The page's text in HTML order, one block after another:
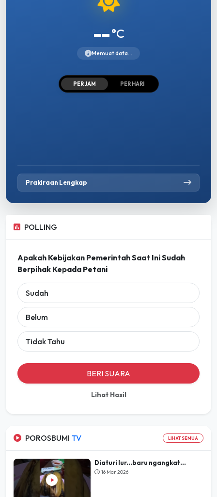
--°C
Memuat data...
PER JAM PER HARI
Prakiraan Lengkap
POLLING
Apakah Kebijakan Pemerintah Saat Ini Sudah
Berpihak Kepada Petani
Sudah
Belum
Tidak Tahu
BERI SUARA
Lihat Hasil
POROSBUMI TV LIHAT SEMUA
Diaturi lur...baru ngangkat...
16 Mar 2026